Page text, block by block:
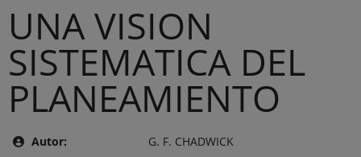
UNA VISION
SISTEMATICA DEL
PLANEAMIENTO
Autor:
G. F. CHADWICK